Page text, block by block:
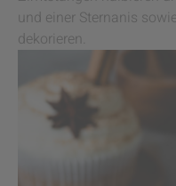
und einer Sternanis
dekorieren.